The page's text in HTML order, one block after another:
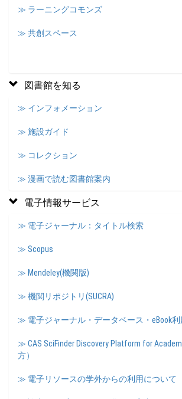
≫ ラーニングコモンズ
≫ 共創スペース
図書館を知る
≫ インフォメーション
≫ 施設ガイド
≫ コレクション
≫ 漫画で読む図書館案内
電子情報サービス
≫ 電子ジャーナル：タイトル検索
≫ Scopus
≫ Mendeley(機関版)
≫ 機関リポジトリ(SUCRA)
≫ 電子ジャーナル・データベース・eBook利
≫ CAS SciFinder Discovery Platform for
方）
≫ 電子リソースの学外からの利用について